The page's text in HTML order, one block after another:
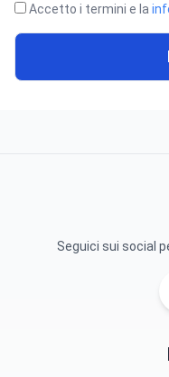
Accetto i termini e la
Seguici sui social